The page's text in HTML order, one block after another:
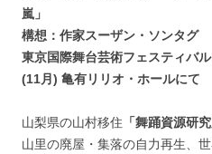
嵐」
構想：作家スーザン・ソンタグ
東京国際舞台芸術フェスティバル
(11月) 亀有リリオ・ホールにて
山梨県の山村移住 「舞踊資源研
山里の廃屋・集落の自力再生、